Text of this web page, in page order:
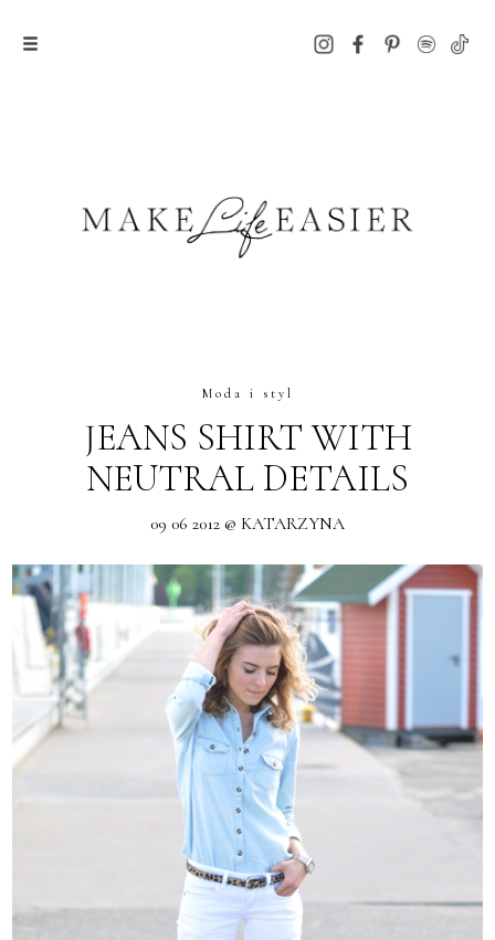
Moda i styl
JEANS SHIRT WITH
NEUTRAL DETAILS
09 06 2012 @ KATARZYNA